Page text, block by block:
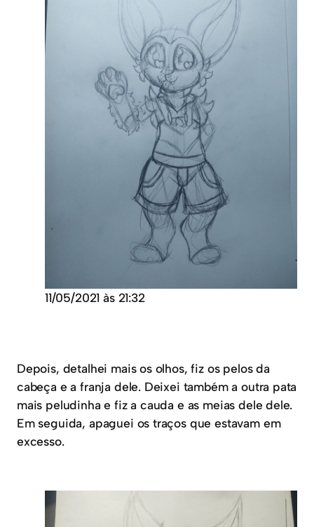
11/05/2021 às 21:32
Depois, detalhei mais os olhos, fiz os pelos da
cabeça e a franja dele. Deixei também a outra pata
mais peludinha e fiz a cauda e as meias dele dele.
Em seguida, apaguei os traços que estavam em
excesso.